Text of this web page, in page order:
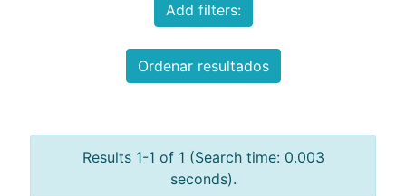
Add filters:
Ordenar resultados
Results 1-1 of 1 (Search time: 0.003
seconds).